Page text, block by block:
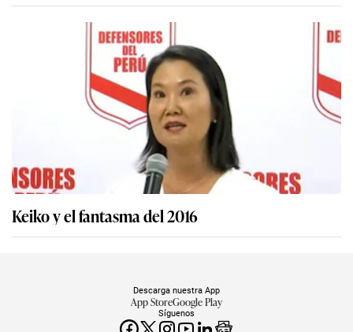
Keiko y el fantasma del 2016
Síguenos
Descarga nuestra App
App StoreGoogle Play